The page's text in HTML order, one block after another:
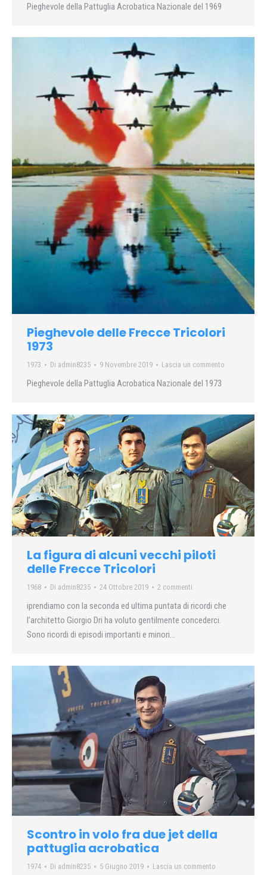
Pieghevole della Pattuglia Acrobatica Nazionale del 1969
Pieghevole delle Frecce Tricolori
1973
1973 Di admin8235 9 Novembre 2019 Lascia un commento
Pieghevole della Pattuglia Acrobatica Nazionale del 1973
La figura di alcuni vecchi piloti
delle Frecce Tricolori
1968 Di admin8235 24 Ottobre 2019 2 commenti
iprendiamo con la seconda ed ultima puntata di ricordi che
l’architetto Giorgio Dri ha voluto gentilmente concederci.
Sono ricordi di episodi importanti e minori…
Scontro in volo fra due jet della
pattuglia acrobatica
1974 Di admin8235 5 Giugno 2019 Lascia un commento